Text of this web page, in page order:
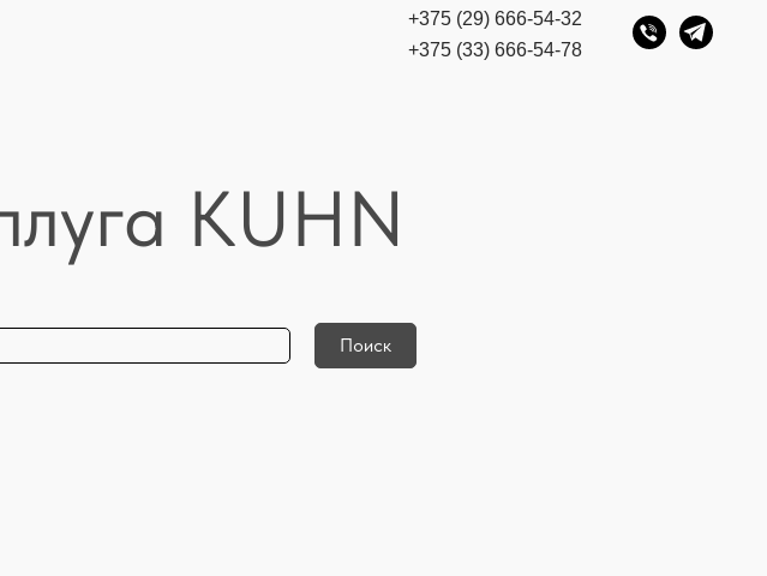
+375 (29) 666-54-32
+375 (33) 666-54-78
KUHN
Поиск